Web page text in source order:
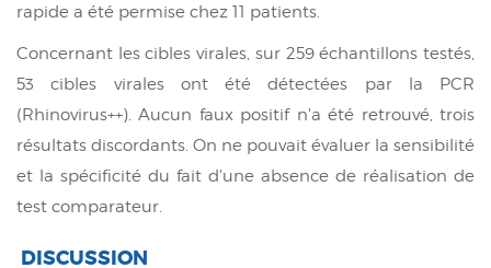
rapide a été permise chez 11 patients.
Concernant les cibles virales, sur 259 échantillons testés,
53 cibles virales ont été détectées par la PCR
(Rhinovirus++). Aucun faux positif n'a été retrouvé, trois
résultats discordants. On ne pouvait évaluer la sensibilité
et la spécificité du fait d'une absence de réalisation de
test comparateur.
DISCUSSION